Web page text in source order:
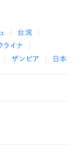
台湾
ライナ
ザンビア 日本